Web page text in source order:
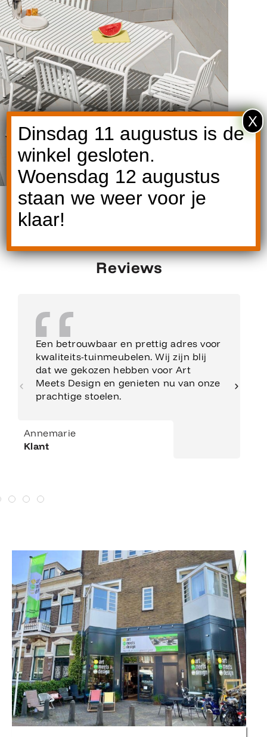
Reviews
Een betrouwbaar en prettig adres voor
kwaliteits-tuinmeubelen. Wij zijn blij
dat we gekozen hebben voor Art
Meets Design en genieten nu van onze
prachtige stoelen.
Annemarie
Klant
Dinsdag 11 augustus is de
winkel gesloten.
Woensdag 12 augustus
staan we weer voor je
klaar!
X